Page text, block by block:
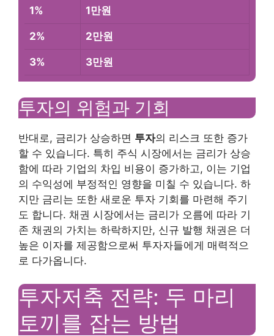
1% 1만원
2% 2만원
3% 3만원
투자의 위험과 기회
반대로, 금리가 상승하면 투자의 리스크 또한 증가
할 수 있습니다. 특히 주식 시장에서는 금리가 상승
함에 따라 기업의 차입 비용이 증가하고, 이는 기업
의 수익성에 부정적인 영향을 미칠 수 있습니다. 하
지만 금리는 또한 새로운 투자 기회를 마련해 주기
도 합니다. 채권 시장에서는 금리가 오름에 따라 기
존 채권의 가치는 하락하지만, 신규 발행 채권은 더
높은 이자를 제공함으로써 투자자들에게 매력적으
로 다가옵니다.
투자저축 전략: 두 마리
토끼를 잡는 방법